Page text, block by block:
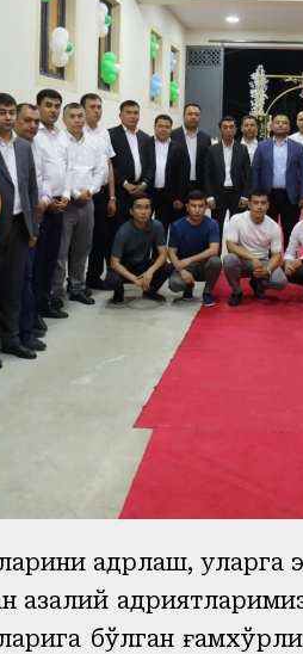
қадрлаш, уларга
азалий
бўлган